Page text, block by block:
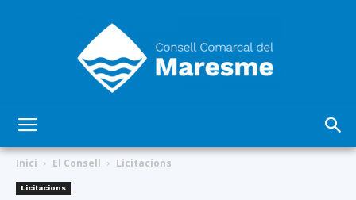
Inici El Consell Licitacions
Licitacions